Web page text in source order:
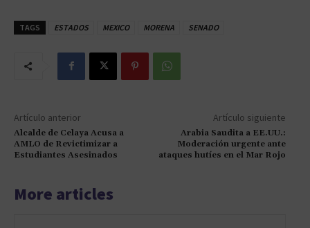
TAGS ESTADOS MEXICO MORENA SENADO
Artículo anterior
Alcalde de Celaya Acusa a
AMLO de Revictimizar a
Estudiantes Asesinados
Artículo siguiente
Arabia Saudita a EE.UU.:
Moderación urgente ante
ataques hutíes en el Mar Rojo
More articles